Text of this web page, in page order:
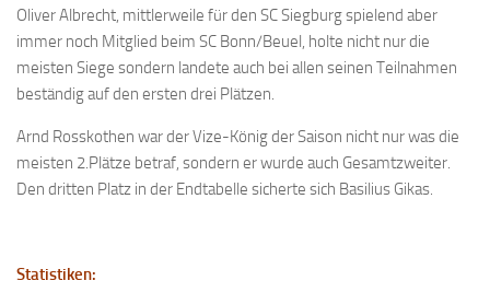
1.Online Schachturnierserie
Termine
Verein
Anfahrt
Vorstand
Satzung
Oliver Albrecht, mittlerweile für den SC Siegburg spielend aber
immer noch Mitglied beim SC Bonn/Beuel, holte nicht nur die
meisten Siege sondern landete auch bei allen seinen Teilnahmen
beständig auf den ersten drei Plätzen.
Arnd Rosskothen war der Vize-König der Saison nicht nur was die
meisten 2.Plätze betraf, sondern er wurde auch Gesamtzweiter.
Den dritten Platz in der Endtabelle sicherte sich Basilius Gikas.
Statistiken: